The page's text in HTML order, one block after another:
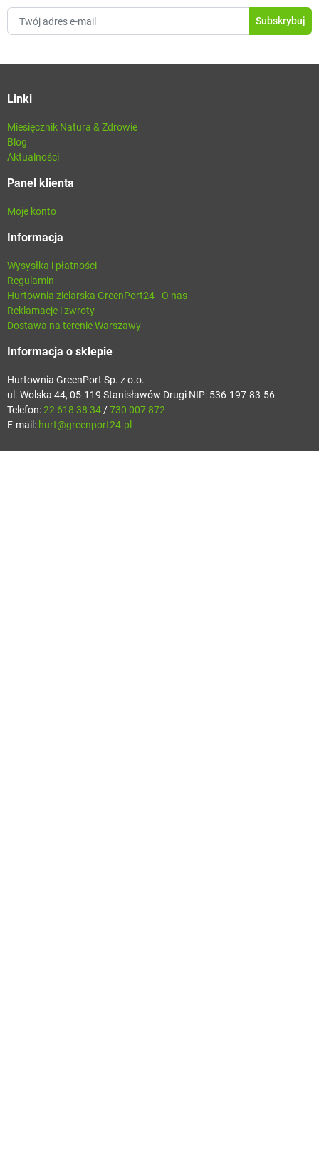
Linki
Miesięcznik Natura & Zdrowie
Blog
Aktualności
Panel klienta
Moje konto
Informacja
Wysysłka i płatności
Regulamin
Hurtownia zielarska GreenPort24 - O nas
Reklamacje i zwroty
Dostawa na terenie Warszawy
Informacja o sklepie
Hurtownia GreenPort Sp. z o.o.
ul. Wolska 44, 05-119 Stanisławów Drugi NIP: 536-197-83-56
Telefon:22 618 38 34/730 007 872
E-mail: hurt@greenport24.pl